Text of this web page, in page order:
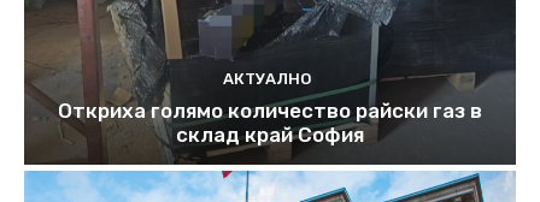
АКТУАЛНО
Откриха голямо количество райски газ в
склад край София